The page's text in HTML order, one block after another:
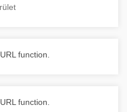
function.
function.